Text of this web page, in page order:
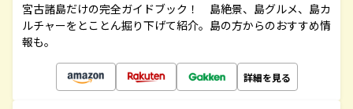
宮古諸島だけの完全ガイドブック！ 島絶景、島グルメ、島カ
ルチャーをとことん掘り下げて紹介。島の方からのおすすめ情
報も。
詳細を見る